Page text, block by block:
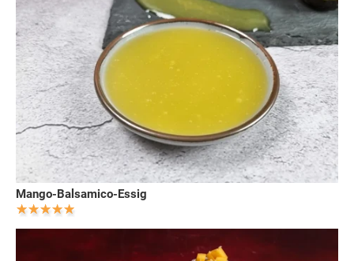
Mango-Balsamico-Essig